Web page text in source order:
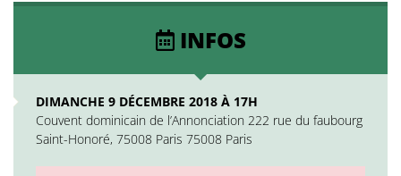
INFOS
DIMANCHE 9 DÉCEMBRE 2018 À 17H
Couvent dominicain de l’Annonciation 222 rue du faubourg
Saint-Honoré, 75008 Paris 75008 Paris